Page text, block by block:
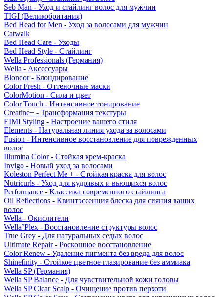
Seb Man - Уход и стайлинг волос для мужчин
TIGI (Великобритания)
Bed Head for Men - Уход за волосами для мужчин
Catwalk
Bed Head Care - Уходы
Bed Head Style - Стайлинг
Wella Professionals (Германия)
Wella - Аксессуары
Blondor - Блондирование
Color Fresh - Оттеночные маски
ColorMotion - Сила и цвет
Color Touch - Интенсивное тонирование
Creatine+ - Трансформация текстуры
EIMI Styling - Настроение вашего стиля
Elements - Натуральная линия ухода за волосами
Fusion - Интенсивное восстановление для поврежденных
волос
Illumina Color - Стойкая крем-краска
Invigo - Новый уход за волосами
Koleston Perfect Me + - Стойкая краска для волос
Nutricurls - Уход для кудрявых и вьющихся волос
Performance - Классика современного стайлинга
Oil Reflections - Квинтэссенция блеска для сияния ваших
волос
Wella - Окислители
Wella°Plex - Восстановление структуры волос
True Grey - Для натуральных седых волос
Ultimate Repair - Роскошное восстановление
Color Renew - Удаление пигмента без вреда для волос
Shinefinity - Стойкое цветное глазирование без аммиака
Wella SP (Германия)
Wella SP Balance - Для чувствительной кожи головы
Wella SP Clear Scalp - Очищение против перхоти